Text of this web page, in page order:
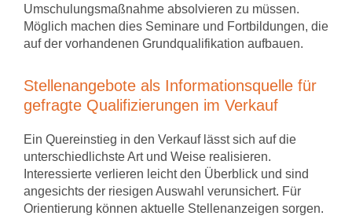
Umschulungsmaßnahme absolvieren zu müssen.
Möglich machen dies Seminare und Fortbildungen, die
auf der vorhandenen Grundqualifikation aufbauen.
Stellenangebote als Informationsquelle für
gefragte Qualifizierungen im Verkauf
Ein Quereinstieg in den Verkauf lässt sich auf die
unterschiedlichste Art und Weise realisieren.
Interessierte verlieren leicht den Überblick und sind
angesichts der riesigen Auswahl verunsichert. Für
Orientierung können aktuelle Stellenanzeigen sorgen.